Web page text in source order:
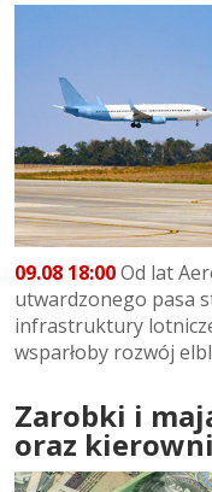
09.08 18:00Od lat
utwardzonego pasa
infrastruktury
wsparłoby rozwój
Zarobki i
oraz